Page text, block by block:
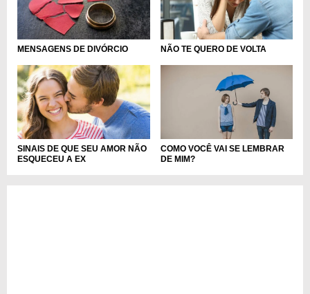
MENSAGENS DE DIVÓRCIO NÃO TE QUERO DE VOLTA
SINAIS DE QUE SEU AMOR NÃO
ESQUECEU A EX
COMO VOCÊ VAI SE LEMBRAR
DE MIM?